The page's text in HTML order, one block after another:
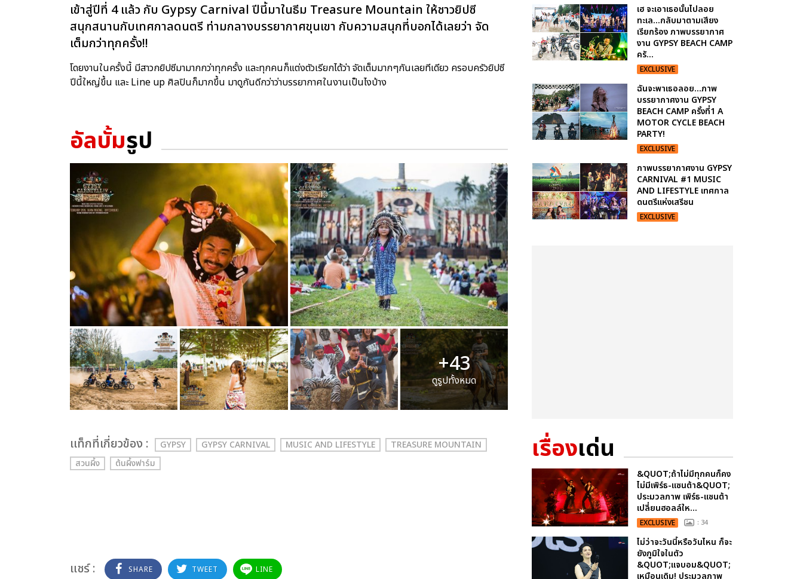
เข้าสู่ปีที่ 4 แล้ว กับ Gypsy Carnival ปีนี้มาในธีม Treasure Mountain ให้ชาวยิปซี
สนุกสนานกับเทศกาลดนตรี ท่ามกลางบรรยากาศขุนเขา กับความสนุกที่บอกได้เลยว่า จัด
เต็มกว่าทุกครั้ง!!
โดยงานในครั้งนี้ มีสาวกยิปซีมามากกว่าทุกครั้ง และทุกคนก็แต่งตัวเรียกได้ว่า จัดเต็มมากๆกันเลยทีเดียว ครอบครัวยิปซี
ปีนี้ใหญ่ขึ้น และ Line up ศิลปินก็มากขึ้น มาดูกันดีกว่าว่าบรรยากาศในงานเป็นไงบ้าง
อัลบั้มรูป
+43
ดูรูปทั้งหมด
เเท็กที่เกี่ยวข้อง : GYPSY GYPSY CARNIVAL MUSIC AND LIFESTYLE
TREASURE MOUNTAIN
สวนผึ้ง
ต้นผึ้งฟาร์ม
แชร์ : SHARE TWEET LINE
เฮ จะเอาเธอนั้นไปลอย
ทะเล...กลับมาตามเสียง
เรียกร้อง ภาพบรรยากาศ
งาน GYPSY BEACH CAMP
ครั...
EXCLUSIVE
ฉันจะพาเธอลอย...ภาพ
บรรยากาศงาน GYPSY
BEACH CAMP ครั้งที่1 A
MOTOR CYCLE BEACH
PARTY!
EXCLUSIVE
ภาพบรรยากาศงาน GYPSY
CARNIVAL #1 MUSIC
AND LIFESTYLE เทศกาล
ดนตรีแห่งเสรีชน
EXCLUSIVE
เรื่องเด่น
&QUOT;ถ้าไม่มีทุกคนก็คง
ไม่มีเพิร์ธ-แซนต้า&QUOT;
ประมวลภาพ เพิร์ธ-แซนต้า
เปลี่ยนฮอลล์ให...
EXCLUSIVE : 34
ไม่ว่าจะวันนี้หรือวันไหน ก็จะ
ยังภูมิใจในตัว
&QUOT;แจบอม&QUOT;
เหมือนเดิม! ประมวลภาพ